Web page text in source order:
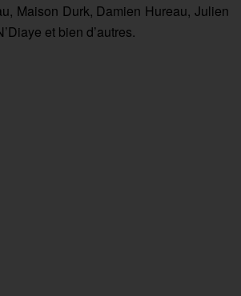
Maison Durk, Damien Hureau, Julien
et bien d’autres.